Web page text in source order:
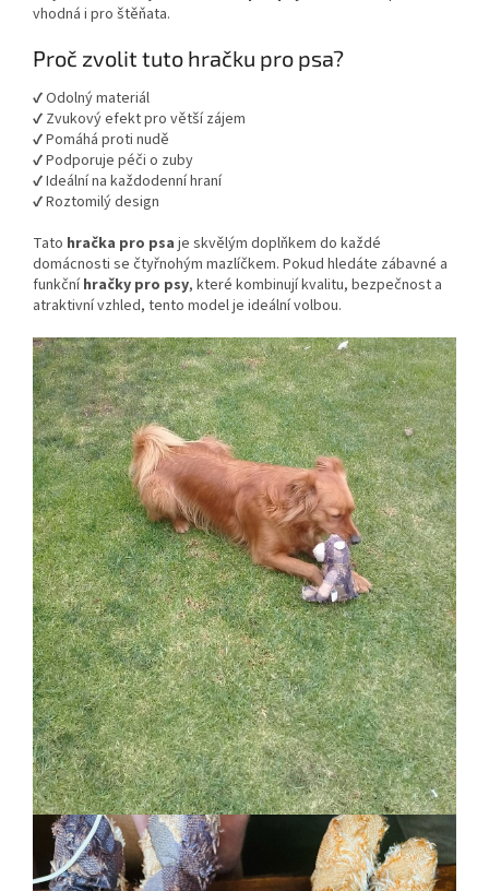
vhodná i pro štěňata.
Proč zvolit tuto hračku pro psa?
✔ Odolný materiál
✔ Zvukový efekt pro větší zájem
✔ Pomáhá proti nudě
✔ Podporuje péči o zuby
✔ Ideální na každodenní hraní
✔ Roztomilý design
Tato hračka pro psa je skvělým doplňkem do každé
domácnosti se čtyřnohým mazlíčkem. Pokud hledáte zábavné a
funkčníhračky pro psy, které kombinují kvalitu, bezpečnost a
atraktivní vzhled, tento model je ideální volbou.